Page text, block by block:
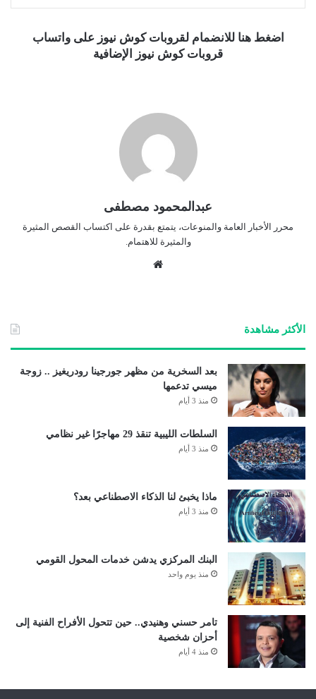
اضغط هنا للانضمام لقروبات كوش نيوز على واتساب
قروبات كوش نيوز الإضافية
عبدالمحمود مصطفى
محرر الأخبار العامة والمنوعات، يتمتع بقدرة على اكتساب القصص المثيرة
والمثيرة للاهتمام.
الأكثر مشاهدة
بعد السخرية من مظهر جورجينا رودريغيز .. زوجة
ميسي تدعمها
منذ 3 أيام
السلطات الليبية تنقذ 29 مهاجرًا غير نظامي
منذ 3 أيام
ماذا يخبئ لنا الذكاء الاصطناعي بعد؟
منذ 3 أيام
البنك المركزي يدشن خدمات المحول القومي
منذ يوم واحد
تامر حسني وهنيدي.. حين تتحول الأفراح الفنية إلى
أحزان شخصية
منذ 4 أيام